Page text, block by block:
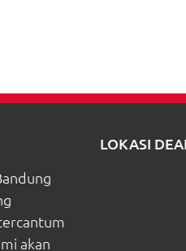
akan
LOKASI